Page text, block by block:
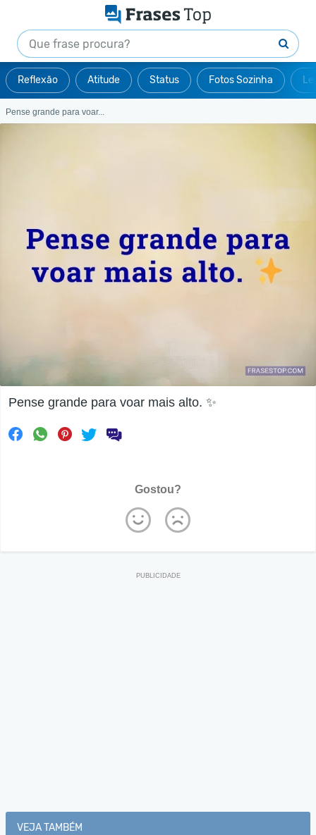
Reflexão Atitude Status Fotos Sozinha
Pense grande para voar...
Pense grande para voar mais alto. ✨
Gostou?
VEJA TAMBÉM